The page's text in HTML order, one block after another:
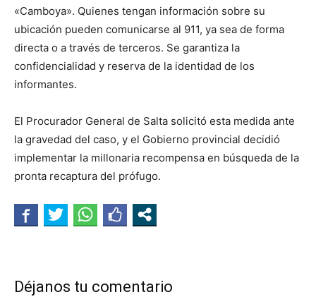
«Camboya». Quienes tengan información sobre su
ubicación pueden comunicarse al 911, ya sea de forma
directa o a través de terceros. Se garantiza la
confidencialidad y reserva de la identidad de los
informantes.
El Procurador General de Salta solicitó esta medida ante
la gravedad del caso, y el Gobierno provincial decidió
implementar la millonaria recompensa en búsqueda de la
pronta recaptura del prófugo.
Déjanos tu comentario